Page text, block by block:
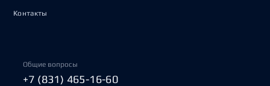
Контакты
Общие вопросы
+7 (831) 465-16-60